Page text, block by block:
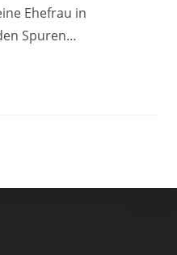
Ehefrau in
Spuren…